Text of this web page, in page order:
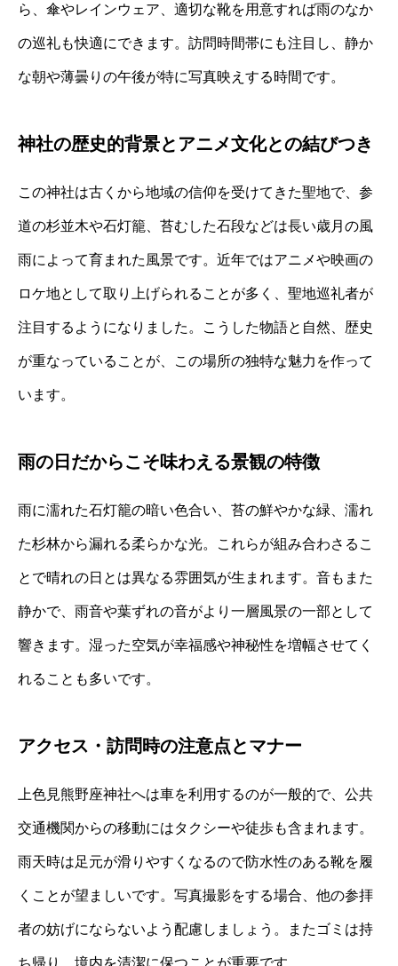
ら、傘やレインウェア、適切な靴を用意すれば雨のなか
の巡礼も快適にできます。訪問時間帯にも注目し、静か
な朝や薄曇りの午後が特に写真映えする時間です。
神社の歴史的背景とアニメ文化との結びつき
この神社は古くから地域の信仰を受けてきた聖地で、参
道の杉並木や石灯籠、苔むした石段などは長い歳月の風
雨によって育まれた風景です。近年ではアニメや映画の
ロケ地として取り上げられることが多く、聖地巡礼者が
注目するようになりました。こうした物語と自然、歴史
が重なっていることが、この場所の独特な魅力を作って
います。
雨の日だからこそ味わえる景観の特徴
雨に濡れた石灯籠の暗い色合い、苔の鮮やかな緑、濡れ
た杉林から漏れる柔らかな光。これらが組み合わさるこ
とで晴れの日とは異なる雰囲気が生まれます。音もまた
静かで、雨音や葉ずれの音がより一層風景の一部として
響きます。湿った空気が幸福感や神秘性を増幅させてく
れることも多いです。
アクセス・訪問時の注意点とマナー
上色見熊野座神社へは車を利用するのが一般的で、公共
交通機関からの移動にはタクシーや徒歩も含まれます。
雨天時は足元が滑りやすくなるので防水性のある靴を履
くことが望ましいです。写真撮影をする場合、他の参拝
者の妨げにならないよう配慮しましょう。またゴミは持
ち帰り、境内を清潔に保つことが重要です。